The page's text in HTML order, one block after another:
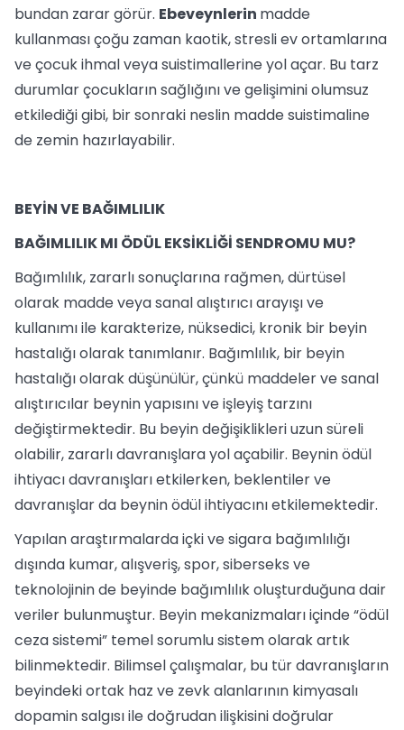
bundan zarar görür. Ebeveynlerin madde
kullanması çoğu zaman kaotik, stresli ev ortamlarına
ve çocuk ihmal veya suistimallerine yol açar. Bu tarz
durumlar çocukların sağlığını ve gelişimini olumsuz
etkilediği gibi, bir sonraki neslin madde suistimaline
de zemin hazırlayabilir.
BEYİN VE BAĞIMLILIK
BAĞIMLILIK MI ÖDÜL EKSİKLİĞİ SENDROMU MU?
Bağımlılık, zararlı sonuçlarına rağmen, dürtüsel
olarak madde veya sanal alıştırıcı arayışı ve
kullanımı ile karakterize, nüksedici, kronik bir beyin
hastalığı olarak tanımlanır. Bağımlılık, bir beyin
hastalığı olarak düşünülür, çünkü maddeler ve sanal
alıştırıcılar beynin yapısını ve işleyiş tarzını
değiştirmektedir. Bu beyin değişiklikleri uzun süreli
olabilir, zararlı davranışlara yol açabilir. Beynin ödül
ihtiyacı davranışları etkilerken, beklentiler ve
davranışlar da beynin ödül ihtiyacını etkilemektedir.
Yapılan araştırmalarda içki ve sigara bağımlılığı
dışında kumar, alışveriş, spor, siberseks ve
teknolojinin de beyinde bağımlılık oluşturduğuna dair
veriler bulunmuştur. Beyin mekanizmaları içinde “ödül
ceza sistemi” temel sorumlu sistem olarak artık
bilinmektedir. Bilimsel çalışmalar, bu tür davranışların
beyindeki ortak haz ve zevk alanlarının kimyasalı
dopamin salgısı ile doğrudan ilişkisini doğrular